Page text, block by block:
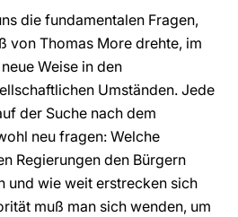
die fundamentalen Fragen,
von Thomas More drehte, im
Weise in den
Umständen. Jede
der Suche nach dem
neu fragen: Welche
Regierungen den Bürgern
und wie weit erstrecken sich
muß man sich wenden, um